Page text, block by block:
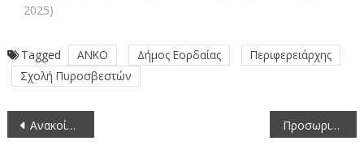
2025)
Tagged ΑΝΚΟ Δήμος Εορδαίας
Περιφερειάρχης
Σχολή Πυροσβεστών
Πλοήγηση
άρθρων
Ανακοίνωση υπ’ αριθμ. ΣΟΧ 1/2026 για την πρόσληψη προσωπικού με σύναψη σύμβασης εργασίας ορισμένου χρόνου Προσωρινή-Οριστική Έκθεση Ελέγχου κατοικίας που βρίσκεται στην Τ.Κ. Πρωτοχωρίου της Δ.Ε. Κοζάνης του Δήμου Κοζάνης